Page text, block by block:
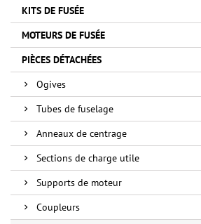
KITS DE FUSÉE
MOTEURS DE FUSÉE
PIÈCES DÉTACHÉES
Ogives
Tubes de fuselage
Anneaux de centrage
Sections de charge utile
Supports de moteur
Coupleurs